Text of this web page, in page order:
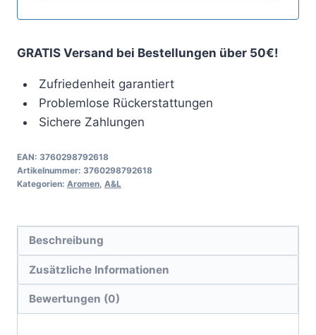
GRATIS Versand bei Bestellungen über 50€!
Zufriedenheit garantiert
Problemlose Rückerstattungen
Sichere Zahlungen
EAN: 3760298792618
Artikelnummer: 3760298792618
Kategorien: Aromen A&L
Beschreibung
Zusätzliche Informationen
Bewertungen (0)